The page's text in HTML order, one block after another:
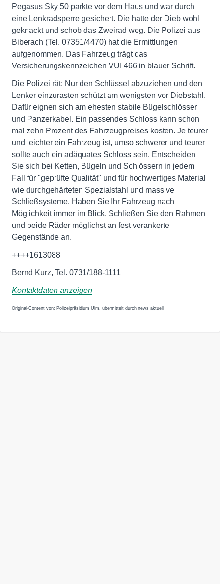
Pegasus Sky 50 parkte vor dem Haus und war durch
eine Lenkradsperre gesichert. Die hatte der Dieb wohl
geknackt und schob das Zweirad weg. Die Polizei aus
Biberach (Tel. 07351/4470) hat die Ermittlungen
aufgenommen. Das Fahrzeug trägt das
Versicherungskennzeichen VUI 466 in blauer Schrift.
Die Polizei rät: Nur den Schlüssel abzuziehen und den
Lenker einzurasten schützt am wenigsten vor Diebstahl.
Dafür eignen sich am ehesten stabile Bügelschlösser
und Panzerkabel. Ein passendes Schloss kann schon
mal zehn Prozent des Fahrzeugpreises kosten. Je teurer
und leichter ein Fahrzeug ist, umso schwerer und teurer
sollte auch ein adäquates Schloss sein. Entscheiden
Sie sich bei Ketten, Bügeln und Schlössern in jedem
Fall für "geprüfte Qualität" und für hochwertiges Material
wie durchgehärteten Spezialstahl und massive
Schließsysteme. Haben Sie Ihr Fahrzeug nach
Möglichkeit immer im Blick. Schließen Sie den Rahmen
und beide Räder möglichst an fest verankerte
Gegenstände an.
++++1613088
Bernd Kurz, Tel. 0731/188-1111
Kontaktdaten anzeigen
Original-Content von: Polizeipräsidium Ulm, übermittelt durch news aktuell